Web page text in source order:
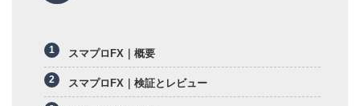
スマプロFX｜概要
スマプロFX｜検証とレビュー